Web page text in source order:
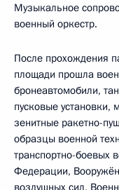
Музыкальное
военный оркестр.
После прохождения
площади прошла
бронеавтомобили,
пусковые
зенитные ракетно-
образцы военной
транспортно-боевых
Федерации,
воздушных сил,